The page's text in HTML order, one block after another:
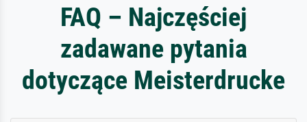
FAQ – Najczęściej
zadawane pytania
dotyczące Meisterdrucke